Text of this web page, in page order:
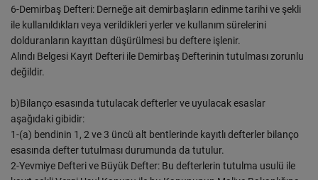
6-Demirbaş Defteri: Derneğe ait demirbaşların edinme tarihi ve şekli
ile kullanıldıkları veya verildikleri yerler ve kullanım sürelerini
dolduranların kayıttan düşürülmesi bu deftere işlenir.
Alındı Belgesi Kayıt Defteri ile Demirbaş Defterinin tutulması zorunlu
değildir.
b)Bilanço esasında tutulacak defterler ve uyulacak esaslar
aşağıdaki gibidir:
1-(a) bendinin 1, 2 ve 3 üncü alt bentlerinde kayıtlı defterler bilanço
esasında defter tutulması durumunda da tutulur.
2-Yevmiye Defteri ve Büyük Defter: Bu defterlerin tutulma usulü ile